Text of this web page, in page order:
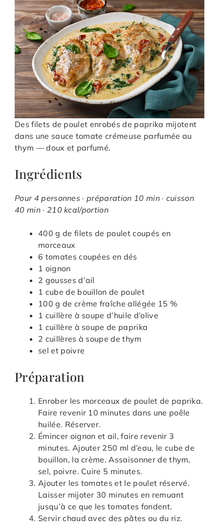
Des filets de poulet enrobés de paprika mijotent
dans une sauce tomate crémeuse parfumée au
thym — doux et parfumé.
Ingrédients
Pour 4 personnes · préparation 10 min · cuisson
40 min · 210 kcal/portion
400 g de filets de poulet coupés en
morceaux
6 tomates coupées en dés
1 oignon
2 gousses d’ail
1 cube de bouillon de poulet
100 g de crème fraîche allégée 15 %
1 cuillère à soupe d’huile d’olive
1 cuillère à soupe de paprika
2 cuillères à soupe de thym
sel et poivre
Préparation
Enrober les morceaux de poulet de paprika.
Faire revenir 10 minutes dans une poêle
huilée. Réserver.
Émincer oignon et ail, faire revenir 3
minutes. Ajouter 250 ml d’eau, le cube de
bouillon, la crème. Assaisonner de thym,
sel, poivre. Cuire 5 minutes.
Ajouter les tomates et le poulet réservé.
Laisser mijoter 30 minutes en remuant
jusqu’à ce que les tomates fondent.
Servir chaud avec des pâtes ou du riz.